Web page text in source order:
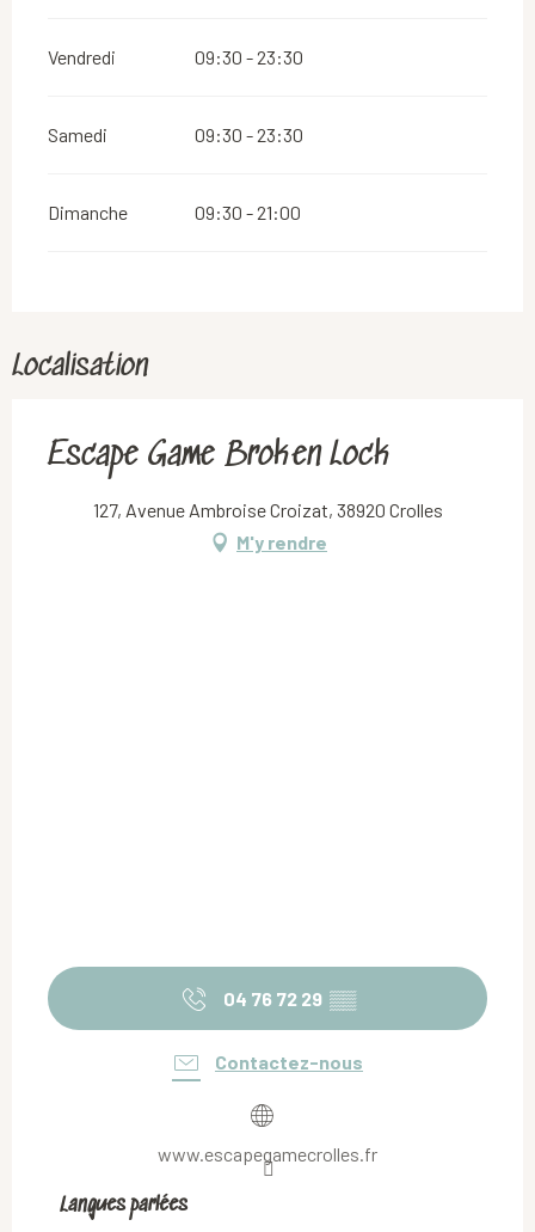
Vendredi 09:30 - 23:30
Samedi 09:30 - 23:30
Dimanche 09:30 - 21:00
Localisation
Escape Game Broken Lock
127, Avenue Ambroise Croizat, 38920 Crolles
M'y rendre
04 76 72 29 ▒▒
Contactez-nous
www.escapegamecrolles.fr
Langues parlées
Langues parlées